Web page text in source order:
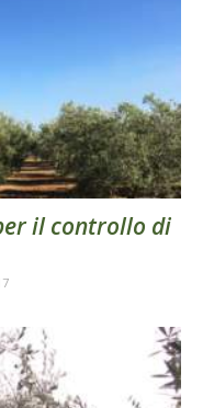
il controllo di